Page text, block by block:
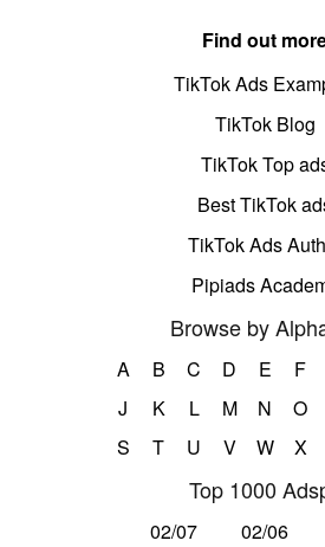
Find out
TikTok Ads
TikTok Blog
TikTok Top
Best TikTok
TikTok Ads
Pipiads
Browse by
A B C D E F
J
K L M N O
S
T U V W X
Top 1000
02/07 02/06